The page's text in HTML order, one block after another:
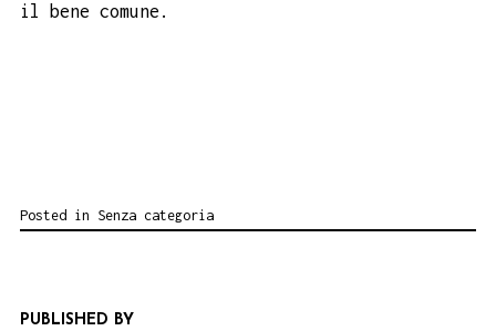
il bene comune.
Posted in Senza categoria
PUBLISHED BY